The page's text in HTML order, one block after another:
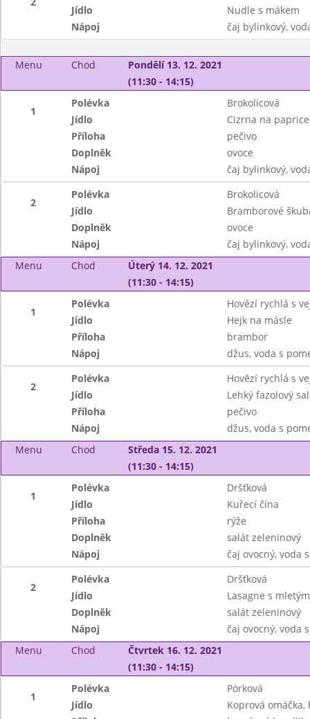
Jídlo
Nudle s mákem
Nápoj
čaj bylinkový,
Menu Chod
Pondělí 13. 12. 2021
(11:30 - 14:15)
1
Polévka
Brokolicová
Jídlo
Cizrna na paprice
Příloha
pečivo
Doplněk
ovoce
Nápoj
čaj bylinkový,
2
Polévka
Brokolicová
Jídlo
Bramborové
Doplněk
ovoce
Nápoj
čaj bylinkový,
Menu
Chod
Úterý 14. 12. 2021
(11:30 - 14:15)
1
Polévka
Hovězí rychlá s
Jídlo
Hejk na másle
Příloha
brambor
Nápoj
džus, voda s
2
Polévka
Hovězí rychlá s
Jídlo
Lehký fazolový
Příloha
pečivo
Nápoj
džus, voda s
Menu
Chod
Středa 15. 12. 2021
(11:30 - 14:15)
1
Polévka
Dršťková
Jídlo
Kuřecí čína
Příloha
rýže
Doplněk
salát zeleninový
Nápoj
čaj ovocný, voda
2
Polévka
Dršťková
Jídlo
Lasagne s
Doplněk
salát zeleninový
Nápoj
čaj ovocný, voda
Menu
Chod
Čtvrtek 16. 12. 2021
(11:30 - 14:15)
1
Polévka
Pórková
Jídlo
Koprová omáčka,